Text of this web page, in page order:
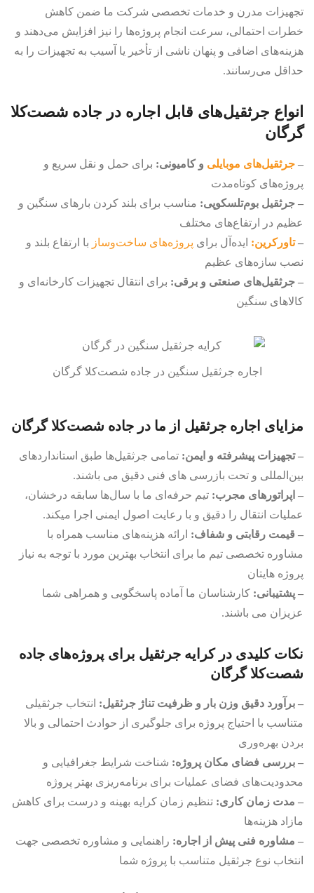
تجهیزات مدرن و خدمات تخصصی شرکت ما ضمن کاهش
خطرات احتمالی، سرعت انجام پروژه‌ها را نیز افزایش می‌دهند و
هزینه‌های اضافی و پنهان ناشی از تأخیر یا آسیب به تجهیزات را به
حداقل می‌رسانند.
انواع جرثقیل‌های قابل اجاره در جاده شصت‌کلا
گرگان
– جرثقیل‌های موبایلی و کامیونی: برای حمل و نقل سریع و
پروژه‌های کوتاه‌مدت
– جرثقیل بوم‌تلسکوپی: مناسب برای بلند کردن بارهای سنگین و
عظیم در ارتفاع‌های مختلف
–تاورکرین: ایده‌آل برای پروژه‌های ساخت‌وساز با ارتفاع بلند و
نصب سازه‌های عظیم
– جرثقیل‌های صنعتی و برقی: برای انتقال تجهیزات کارخانه‌ای و
کالاهای سنگین
اجاره جرثقیل سنگین در جاده شصت‌کلا گرگان
مزایای اجاره جرثقیل از ما در جاده شصت‌کلا گرگان
– تجهیزات پیشرفته و ایمن: تمامی جرثقیل‌ها طبق استانداردهای
بین‌المللی و تحت بازرسی های فنی دقیق می باشند.
– اپراتورهای مجرب: تیم حرفه‌ای ما با سال‌ها سابقه درخشان،
عملیات انتقال را دقیق و با رعایت اصول ایمنی اجرا میکند.
– قیمت رقابتی و شفاف: ارائه هزینه‌های مناسب همراه با
مشاوره تخصصی تیم ما برای انتخاب بهترین مورد با توجه به نیاز
پروژه هایتان
– پشتیبانی: کارشناسان ما آماده پاسخگویی و همراهی شما
عزیزان می باشند.
نکات کلیدی در کرایه جرثقیل برای پروژه‌های جاده
شصت‌کلا گرگان
– برآورد دقیق وزن بار و ظرفیت تناژ جرثقیل: انتخاب جرثقیلی
متناسب با احتیاج پروژه برای جلوگیری از حوادث احتمالی و بالا
بردن بهره‌وری
– بررسی فضای مکان پروژه: شناخت شرایط جغرافیایی و
محدودیت‌های فضای عملیات برای برنامه‌ریزی بهتر پروژه
– مدت زمان کاری: تنظیم زمان کرایه بهینه و درست برای کاهش
مازاد هزینه‌ها
– مشاوره فنی پیش از اجاره: راهنمایی و مشاوره تخصصی جهت
انتخاب نوع جرثقیل متناسب با پروژه شما